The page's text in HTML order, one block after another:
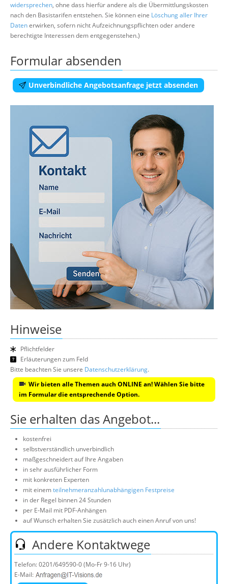
widersprechen, ohne dass hierfür andere als die Übermittlungskosten
nach den Basistarifen entstehen. Sie können eine Löschung aller Ihrer
Datenerwirken, sofern nicht Aufzeichnungspflichten oder andere
berechtigte Interessen dem entgegenstehen.)
Formular absenden
Unverbindliche Angebotsanfrage jetzt absenden
Hinweise
Pflichtfelder
Erläuterungen zum Feld
Bitte beachten Sie unsere Datenschutzerklärung.
Wir bieten alle Themen auch ONLINE an! Wählen Sie bitte
im Formular die entsprechende Option.
Sie erhalten das Angebot...
kostenfrei
selbstverständlich unverbindlich
maßgeschneidert auf Ihre Angaben
in sehr ausführlicher Form
mit konkreten Experten
mit einemteilnehmeranzahlunabhängigen Festpreise
in der Regel binnen 24 Stunden
per E-Mail mit PDF-Anhängen
auf Wunsch erhalten Sie zusätzlich auch einen Anruf von uns!
Andere Kontaktwege
Telefon:0201/649590-0(Mo-Fr 9-16 Uhr)
E-Mail: